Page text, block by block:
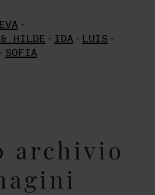
EVA -
HILDE - IDA - LUIS -
- SOFIA
archivio